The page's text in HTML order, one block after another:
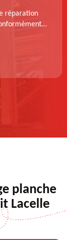
réparation
de la
en état.
planche
Lacelle